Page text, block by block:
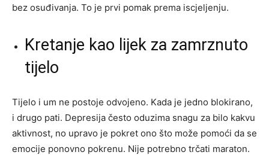
bez osuđivanja. To je prvi pomak prema iscjeljenju.
Kretanje kao lijek za zamrznuto
tijelo
Tijelo i um ne postoje odvojeno. Kada je jedno blokirano,
i drugo pati. Depresija često oduzima snagu za bilo kakvu
aktivnost, no upravo je pokret ono što može pomoći da se
emocije ponovno pokrenu. Nije potrebno trčati maraton.